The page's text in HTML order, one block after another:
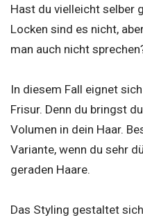
Hast du vielleicht selber
Locken sind es nicht,
man auch nicht
In diesem Fall eignet
Frisur. Denn du bringst
Volumen in dein Haar.
Variante, wenn du sehr
geraden Haare.
Das Styling gestaltet